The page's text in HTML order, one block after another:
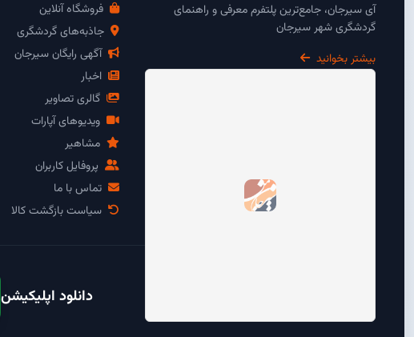
آی سیرجان، جامع‌ترین پلتفرم معرفی و راهنمای
گردشگری شهر سیرجان
بیشتر بخوانید
فروشگاه آنلاین
جاذبه‌های گردشگری
آگهی رایگان سیرجان
اخبار
گالری تصاویر
ویدیوهای آپارات
مشاهیر
پروفایل کاربران
تماس با ما
سیاست بازگشت کالا
دانلود اپلیکیشن